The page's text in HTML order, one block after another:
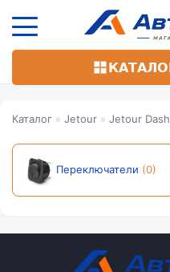
основному
Каталог » Jetour » Jetour
Переключатели (0)